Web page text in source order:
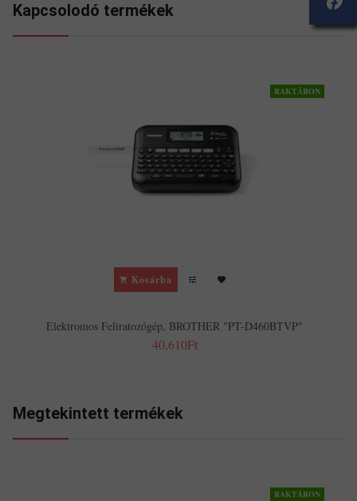
Kapcsolodó termékek
RAKTÁRON
Kosárba
Elektromos Feliratozógép, BROTHER "PT-D460BTVP"
40,610Ft
Megtekintett termékek
RAKTÁRON